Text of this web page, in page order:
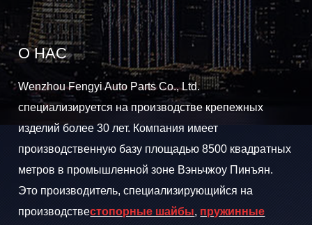
О НАС
Wenzhou Fengyi Auto Parts Co., Ltd.
специализируется на производстве крепежных
изделий более 30 лет. Компания имеет
производственную базу площадью 8500 квадратных
метров в промышленной зоне Вэньчжоу Пинъян.
Это производитель, специализирующийся на
производствестопорные шайбы, пружинные